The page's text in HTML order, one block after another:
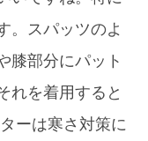
。スパッツのよ
膝部分にパット
れを着用すると
ーは寒さ対策に